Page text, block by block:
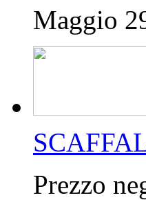
Maggio
Prezzo